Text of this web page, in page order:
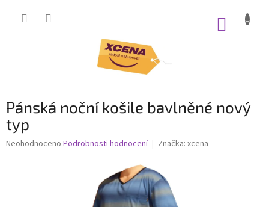
Pánská noční košile bavlněné nový
typ
Průměrné
Neohodnoceno Podrobnosti hodnocení Značka: xcena